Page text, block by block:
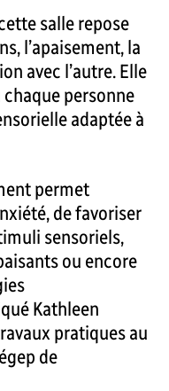
salle repose
l’apaisement, la
avec l’autre. Elle
personne
adaptée à
permet
de favoriser
sensoriels,
ou encore
Kathleen
pratiques au
de